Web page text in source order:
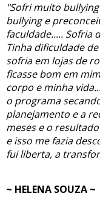
"Sofri muito
bullying e
faculdade..... Sofria
Tinha dificuldade
sofria em lojas de
ficasse bom em
corpo e minha
o programa
planejamento e a
meses e o
e isso me fazia
fui liberta, a
~ HELENA SOUZA ~